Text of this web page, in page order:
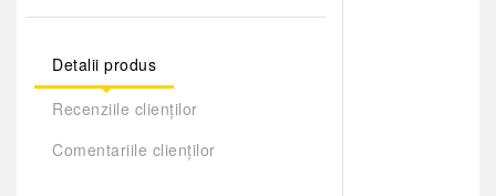
Detalii produs
Recenziile clienților
Comentariile clienților